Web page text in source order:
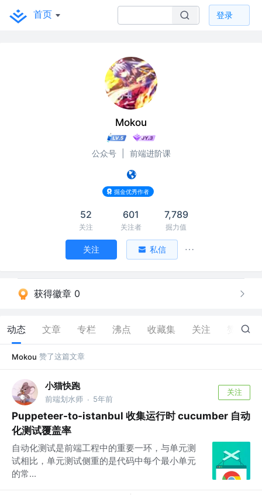
首页 登录
Mokou
公众号 前端进阶课
掘金优秀作者
52
关注
601
关注者
7,789
掘力值
关注 私信
获得徽章 0
动态 文章 专栏 沸点 收藏集 关注 69
Mokou 赞了这篇文章
小猫快跑
前端划水师 · 5年前
关注
Puppeteer-to-istanbul 收集运行时 cucumber 自动
化测试覆盖率
自动化测试是前端工程中的重要一环，与单元测
试相比，单元测试侧重的是代码中每个最小单元
的常...